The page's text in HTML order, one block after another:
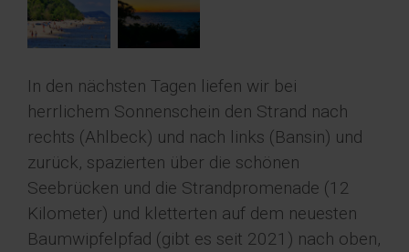
In den nächsten Tagen liefen wir bei
herrlichem Sonnenschein den Strand nach
rechts (Ahlbeck) und nach links (Bansin) und
zurück, spazierten über die schönen
Seebrücken und die Strandpromenade (12
Kilometer) und kletterten auf dem neuesten
Baumwipfelpfad (gibt es seit 2021) nach oben,